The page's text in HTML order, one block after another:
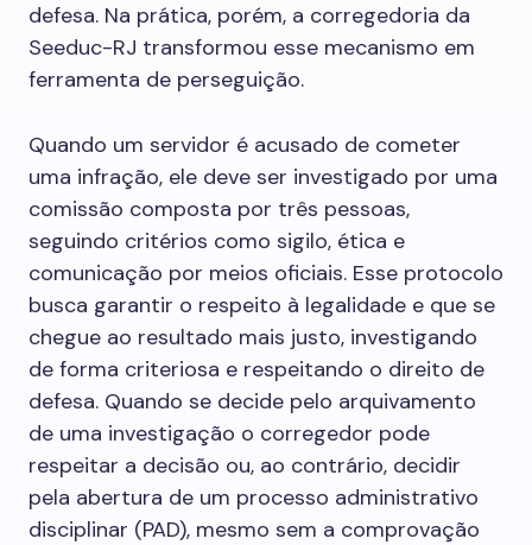
defesa. Na prática, porém, a corregedoria da
Seeduc-RJ transformou esse mecanismo em
ferramenta de perseguição.
Quando um servidor é acusado de cometer
uma infração, ele deve ser investigado por uma
comissão composta por três pessoas,
seguindo critérios como sigilo, ética e
comunicação por meios oficiais. Esse protocolo
busca garantir o respeito à legalidade e que se
chegue ao resultado mais justo, investigando
de forma criteriosa e respeitando o direito de
defesa. Quando se decide pelo arquivamento
de uma investigação o corregedor pode
respeitar a decisão ou, ao contrário, decidir
pela abertura de um processo administrativo
disciplinar (PAD), mesmo sem a comprovação